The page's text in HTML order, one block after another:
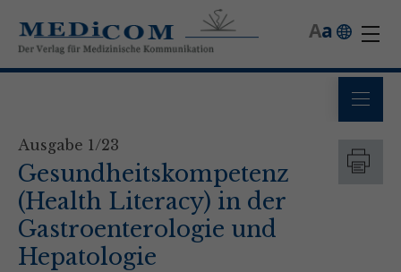
a
A
Ausgabe 1/23
Gesundheitskompetenz
(Health Literacy) in der
Gastroenterologie und
Hepatologie